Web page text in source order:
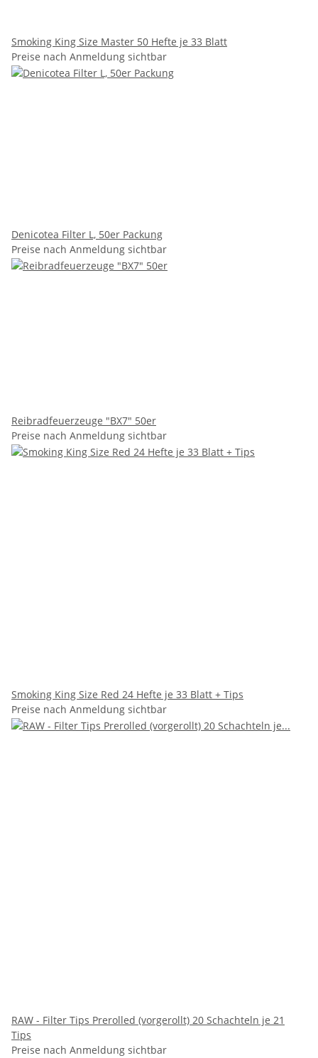
Smoking King Size Master 50 Hefte je 33 Blatt
Preise nach Anmeldung sichtbar
Denicotea Filter L, 50er Packung
Preise nach Anmeldung sichtbar
Reibradfeuerzeuge "BX7" 50er
Preise nach Anmeldung sichtbar
Smoking King Size Red 24 Hefte je 33 Blatt + Tips
Preise nach Anmeldung sichtbar
RAW - Filter Tips Prerolled (vorgerollt) 20 Schachteln je 21
Tips
Preise nach Anmeldung sichtbar